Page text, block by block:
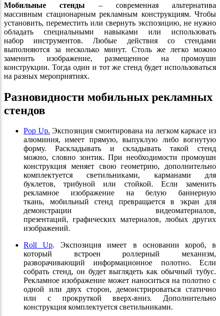
Мобильные стенды – современная альтернатива
массивным стационарным рекламным конструкциям. Чтобы
установить, переместить или свернуть экспозицию, не нужно
обладать специальными навыками или использовать
набор инструментов. Любые действия со стендами
выполняются за несколько минут. Столь же легко можно
заменить изображение, размещенное на промоушн
конструкции. Тогда один и тот же стенд будет использоваться
на разных мероприятиях.
Разновидности мобильных рекламных
стендов
Pop Up. Экспозиция смонтирована на легком каркасе из
алюминия, имеет прямую, выпуклую либо вогнутую
форму. Раскладывать и складывать такой стенд
можно, словно зонтик. При необходимости промоушн
конструкция меняет свою геометрию, дополнительно
комплектуется светильниками, карманами для
буклетов, трибуной или стойкой. Если заменить
рекламное изображение на белую баннерную
ткань, мобильный стенд превращается в экран для
демонстрации видеоматериалов,
презентаций, графических материалов, любых других
изображений.
Roll Up. Экспозиция имеет в основании короб, в
который встроен роллерный механизм,
разворачивающий информационное полотно. Если
собрать стенд, он будет выглядеть как обычный тубус.
Рекламное изображение может наноситься на полотно с
одной или двух сторон, демонстрироваться статично
или с прокруткой вверх-вниз. Дополнительно
конструкция комплектуется светильниками.